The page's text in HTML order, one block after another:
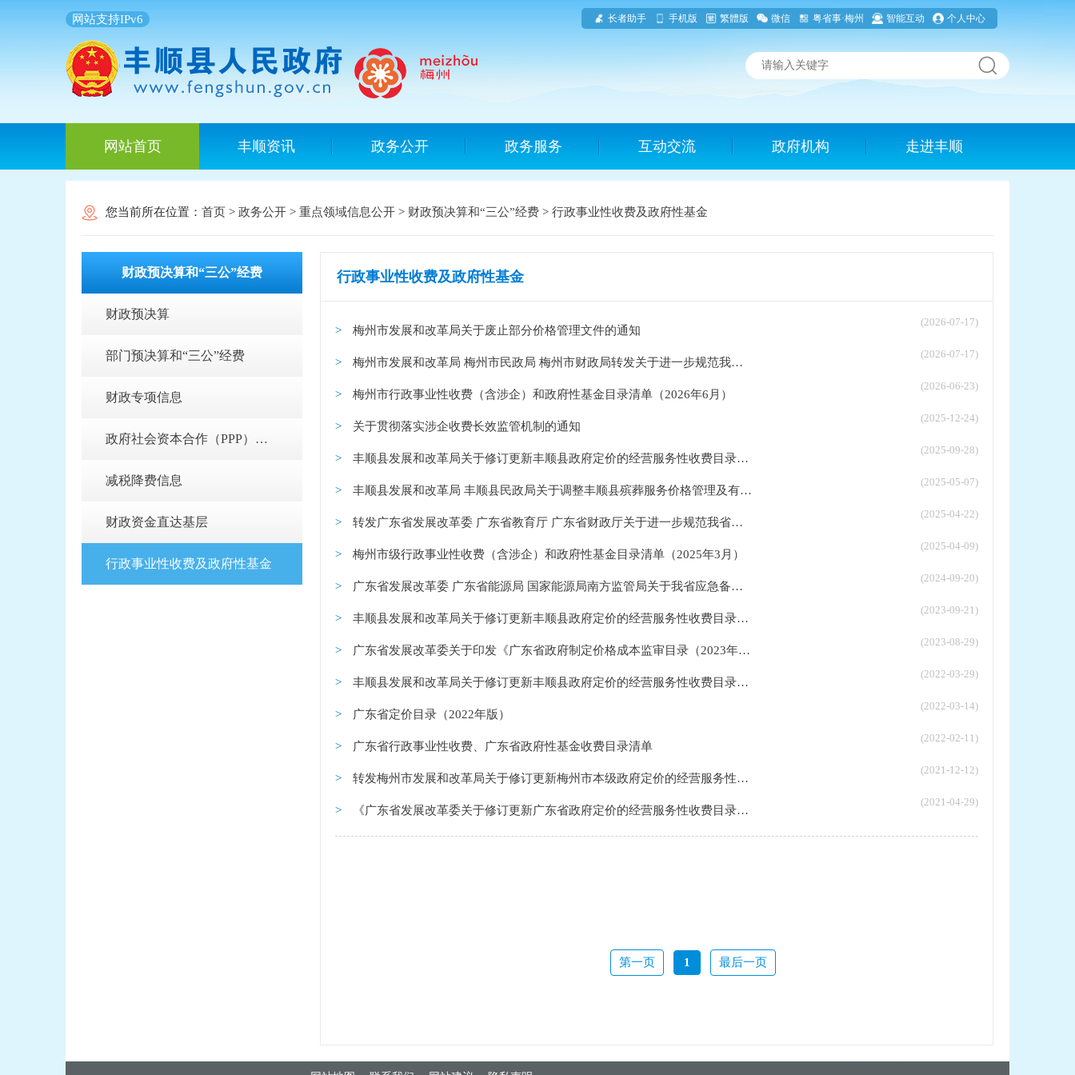
网站支持IPv6 长者助手 手机版 繁體版 微信 粤省事·梅州 智能互动 个人中心
网站首页 丰顺资讯 政务公开 政务服务 互动交流 政府机构 走进丰顺
您当前所在位置： 首页 > 政务公开 > 重点领域信息公开 > 财政预决算和“三公”经费 > 行政事业性收费及政府性基金
财政预决算和“三公”经费
财政预决算
部门预决算和“三公”经费
财政专项信息
政府社会资本合作（PPP）项目
减税降费信息
财政资金直达基层
行政事业性收费及政府性基金
行政事业性收费及政府性基金
梅州市发展和改革局关于废止部分价格管理文件的通知
(2026-07-17)
梅州市发展和改革局 梅州市民政局 梅州市财政局转发关于进一步规范我省殡...
(2026-07-17)
梅州市行政事业性收费（含涉企）和政府性基金目录清单（2026年6月）
(2026-06-23)
关于贯彻落实涉企收费长效监管机制的通知
(2025-12-24)
丰顺县发展和改革局关于修订更新丰顺县政府定价的经营服务性收费目录清单的...
(2025-09-28)
丰顺县发展和改革局 丰顺县民政局关于调整丰顺县殡葬服务价格管理及有关问...
(2025-05-07)
转发广东省发展改革委 广东省教育厅 广东省财政厅关于进一步规范我省中小...
(2025-04-22)
梅州市级行政事业性收费（含涉企）和政府性基金目录清单（2025年3月）
(2025-04-09)
广东省发展改革委 广东省能源局 国家能源局南方监管局关于我省应急备用煤...
(2024-09-20)
丰顺县发展和改革局关于修订更新丰顺县政府定价的经营服务性收费目录清单的...
(2023-09-21)
广东省发展改革委关于印发《广东省政府制定价格成本监审目录（2023年版...
(2023-08-29)
丰顺县发展和改革局关于修订更新丰顺县政府定价的经营服务性收费目录清单的...
(2022-03-29)
广东省定价目录（2022年版）
(2022-03-14)
广东省行政事业性收费、广东省政府性基金收费目录清单
(2022-02-11)
转发梅州市发展和改革局关于修订更新梅州市本级政府定价的经营服务性收费目...
(2021-12-12)
《广东省发展改革委关于修订更新广东省政府定价的经营服务性收费目录清单的...
(2021-04-29)
第一页 1 最后一页